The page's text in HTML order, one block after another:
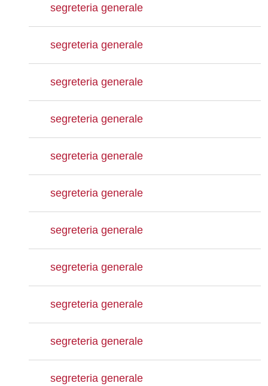
segreteria generale
segreteria generale
segreteria generale
segreteria generale
segreteria generale
segreteria generale
segreteria generale
segreteria generale
segreteria generale
segreteria generale
segreteria generale